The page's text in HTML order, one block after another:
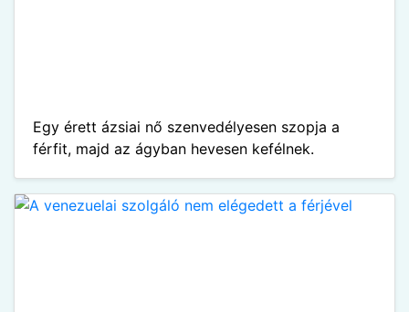
Egy érett ázsiai nő szenvedélyesen szopja a
férfit, majd az ágyban hevesen kefélnek.